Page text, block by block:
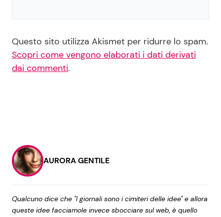
Questo sito utilizza Akismet per ridurre lo spam.
Scopri come vengono elaborati i dati derivati
dai commenti.
AURORA GENTILE
Qualcuno dice che "I giornali sono i cimiteri delle idee" e allora
queste idee facciamole invece sbocciare sul web, è quello